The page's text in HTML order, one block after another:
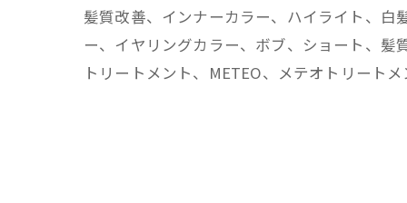
髪質改善、インナーカラー、ハイライト、
ー、イヤリングカラー、ボブ、ショート、髪
トリートメント、METEO、メテオトリート